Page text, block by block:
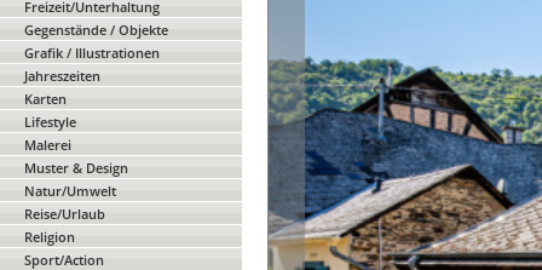
Freizeit/Unterhaltung
Gegenstände / Objekte
Grafik / Illustrationen
Jahreszeiten
Karten
Lifestyle
Malerei
Muster & Design
Natur/Umwelt
Reise/Urlaub
Religion
Sport/Action